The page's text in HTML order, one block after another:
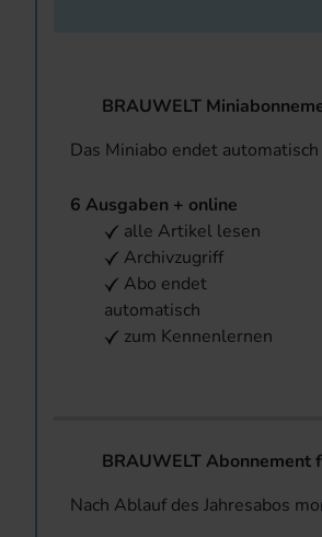
BRAUWELT
Das Miniabo endet
6 Ausgaben + online
alle Artikel lesen
Archivzugriff
Abo endet
automatisch
zum Kennenlernen
BRAUWELT Abonnement
Nach Ablauf des Jahresabos